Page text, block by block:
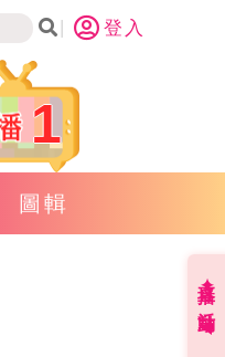
登入
1
圖輯
直播✦活動